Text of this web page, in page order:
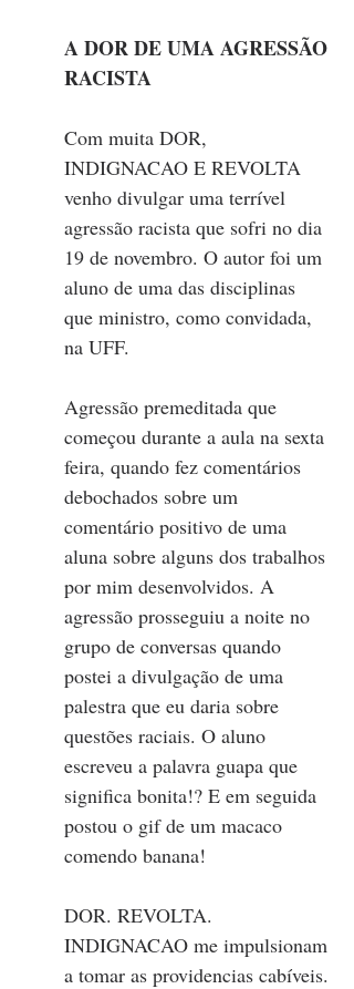
A DOR DE UMA AGRESSÃO
RACISTA
Com muita DOR,
INDIGNACAO E REVOLTA
venho divulgar uma terrível
agressão racista que sofri no dia
19 de novembro. O autor foi um
aluno de uma das disciplinas
que ministro, como convidada,
na UFF.
Agressão premeditada que
começou durante a aula na sexta
feira, quando fez comentários
debochados sobre um
comentário positivo de uma
aluna sobre alguns dos trabalhos
por mim desenvolvidos. A
agressão prosseguiu a noite no
grupo de conversas quando
postei a divulgação de uma
palestra que eu daria sobre
questões raciais. O aluno
escreveu a palavra guapa que
significa bonita!? E em seguida
postou o gif de um macaco
comendo banana!
DOR. REVOLTA.
INDIGNACAO me impulsionam
a tomar as providencias cabíveis.